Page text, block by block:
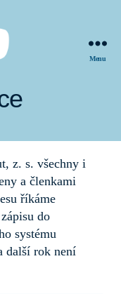
Menu
z. s. všechny i
a členkami
říkáme
do
systému
další rok není